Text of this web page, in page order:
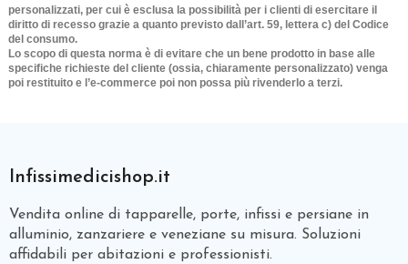
personalizzati, per cui è esclusa la possibilità per i clienti di esercitare il
diritto di recesso grazie a quanto previsto dall’art. 59, lettera c) del Codice
del consumo.
Lo scopo di questa norma è di evitare che un bene prodotto in base alle
specifiche richieste del cliente (ossia, chiaramente personalizzato) venga
poi restituito e l’e-commerce poi non possa più rivenderlo a terzi.
Infissimedicishop.it
Vendita online di tapparelle, porte, infissi e persiane in
alluminio, zanzariere e veneziane su misura. Soluzioni
affidabili per abitazioni e professionisti.